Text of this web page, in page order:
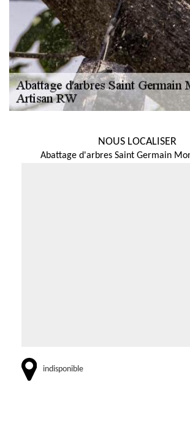
NOUS LOCALISER
Abattage d'arbres Saint Germain
indisponible